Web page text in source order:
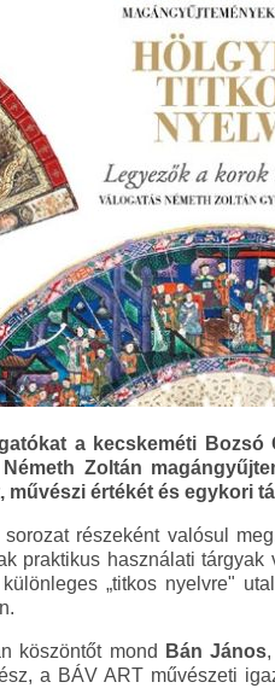
a kecskeméti
Zoltán
művészi értékét és egykori
részeként valósul
praktikus használati
„titkos nyelvre"
köszöntőt mond Bán János
a BÁV ART művészeti